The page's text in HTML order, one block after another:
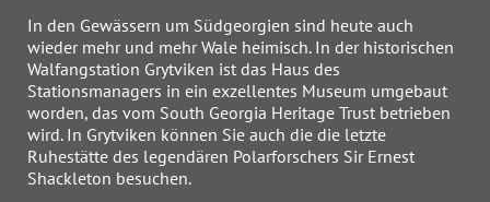
In den Gewässern um Südgeorgien sind heute auch
wieder mehr und mehr Wale heimisch. In der historischen
Walfangstation Grytviken ist das Haus des
Stationsmanagers in ein exzellentes Museum umgebaut
worden, das vom South Georgia Heritage Trust betrieben
wird. In Grytviken können Sie auch die die letzte
Ruhestätte des legendären Polarforschers Sir Ernest
Shackleton besuchen.